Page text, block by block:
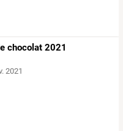
chocolat 2021
2021